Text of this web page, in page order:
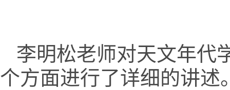
李明松老师对天文年代
个方面进行了详细的讲述